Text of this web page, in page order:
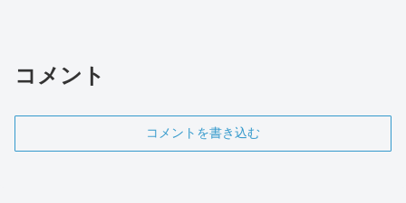
コメント
コメントを書き込む